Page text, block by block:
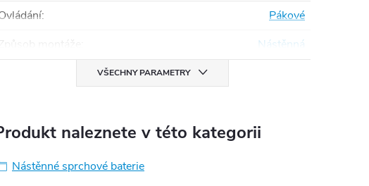
:
Pákové
Nástěnná
VŠECHNY PARAMETRY
naleznete v této kategorii
Nástěnné sprchové baterie